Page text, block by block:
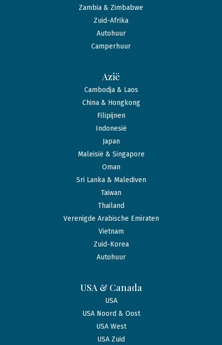
Zambia & Zimbabwe
Zuid-Afrika
Autohuur
Camperhuur
Azië
Cambodja & Laos
China & Hongkong
Filipijnen
Indonesië
Japan
Maleisië & Singapore
Oman
Sri Lanka & Malediven
Taiwan
Thailand
Verenigde Arabische Emiraten
Vietnam
Zuid-Korea
Autohuur
USA & Canada
USA
USA Noord & Oost
USA West
USA Zuid